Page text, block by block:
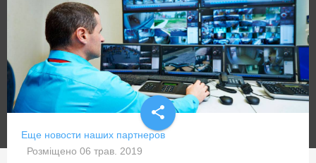
share
Еще новости наших партнеров
Розміщено 06 трав. 2019